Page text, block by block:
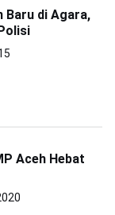
Baru di Agara,
Aceh Hebat